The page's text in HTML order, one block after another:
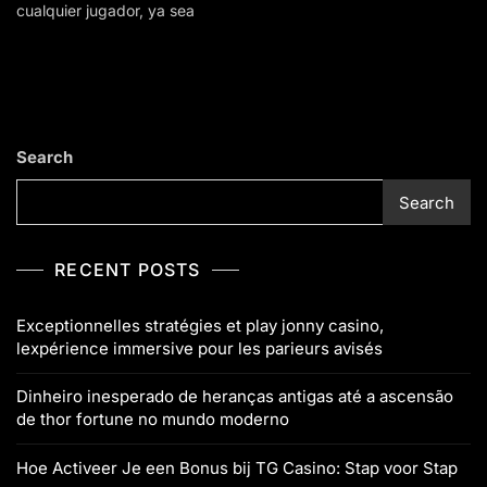
cualquier jugador, ya sea
Search
Search
RECENT POSTS
Exceptionnelles stratégies et play jonny casino,
lexpérience immersive pour les parieurs avisés
Dinheiro inesperado de heranças antigas até a ascensão
de thor fortune no mundo moderno
Hoe Activeer Je een Bonus bij TG Casino: Stap voor Stap